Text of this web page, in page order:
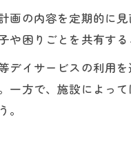
画の内容を定期的に
や困りごとを共有す
デイサービスの利用
一方で、施設によっ